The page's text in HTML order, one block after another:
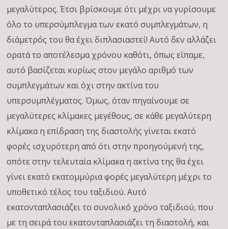
μεγαλύτερος. Έτσι βρίσκουμε ότι μέχρι να γυρίσουμε
όλο το υπερσύμπλεγμα των εκατό συμπλεγμάτων, η
διάμετρός του θα έχει διπλασιαστεί! Αυτό δεν αλλάζει
ορατά το αποτέλεσμα χρόνου καθότι, όπως είπαμε,
αυτό βασίζεται κυρίως στον μεγάλο αριθμό των
συμπλεγμάτων και όχι στην ακτίνα του
υπερσυμπλέγματος. Όμως, όταν πηγαίνουμε σε
μεγαλύτερες κλίμακες μεγέθους, σε κάθε μεγαλύτερη
κλίμακα η επίδραση της διαστολής γίνεται εκατό
φορές ισχυρότερη από ότι στην προηγούμενή της,
οπότε στην τελευταία κλίμακα η ακτίνα της θα έχει
γίνει εκατό εκατομμύρια φορές μεγαλύτερη μέχρι το
υποθετικό τέλος του ταξιδιού. Αυτό
εκατονταπλασιάζει το συνολικό χρόνο ταξιδιού, που
με τη σειρά του εκατονταπλασιάζει τη διαστολή, και